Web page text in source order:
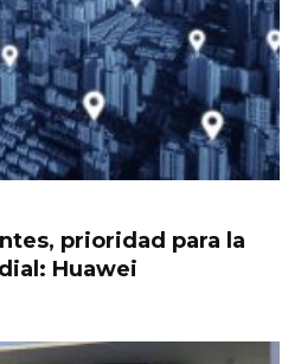
prioridad para la
Huawei